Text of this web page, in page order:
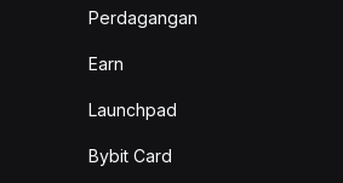
Perdagangan
Earn
Launchpad
Bybit Card